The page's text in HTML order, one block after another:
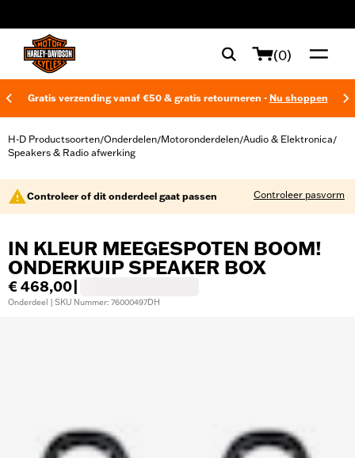
(0)
Gratis verzending vanaf €50 & gratis retourneren - Nu shoppen
H-D Productsoorten/Onderdelen/Motoronderdelen/Audio & Elektronica/
Speakers & Radio afwerking
Controleer of dit onderdeel gaat passen Controleer pasvorm
IN KLEUR MEEGESPOTEN BOOM!
ONDERKUIP SPEAKER BOX
€ 468,00
Onderdeel | SKU Nummer: 76000497DH